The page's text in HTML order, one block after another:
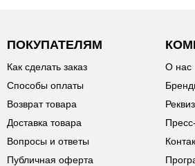
ПОКУПАТЕЛЯМ
Как сделать заказ
Способы оплаты
Возврат товара
Доставка товара
Вопросы и ответы
Публичная оферта
О нас